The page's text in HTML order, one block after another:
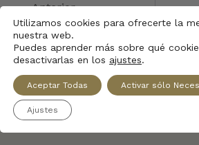
Anterior
Menú Navidad
Utilizamos cookies para ofrecerte la
nuestra web.
Puedes aprender más sobre qué
desactivarlas en los ajustes.
Aceptar Todas Activar sólo
Ajustes